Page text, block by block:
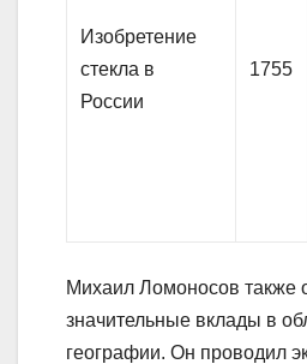
Изобретение
стекла в
России
1755
Михаил Ломоносов также
значительные вклады в
географии. Он проводил